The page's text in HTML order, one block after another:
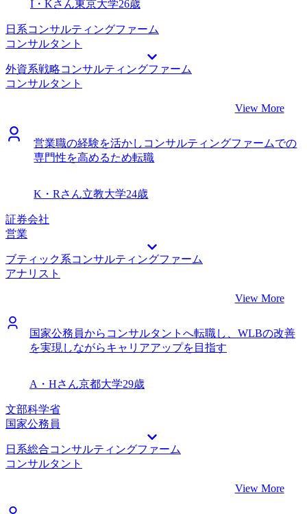
いという私の意向を汲み取って、終始サポートいただけまし
た。 年収大幅アップに加え、ポジションもディレクター待
遇でのオファーを獲得できたため非常に満足しています。
特にないです。Myvisionさんを他のマネージャーにも早速紹
介しました。この業界に10年いますが、随一のサービスクオ
1,700万円、転職後は年収2,000万円になりました。 新規チー
ム立ち上げの非常にやりがいのあるポジションなので、経営
レイヤーの視点からファームの成長にコミットしていきたい
です。足元は全力でチームを拡大させていきたいと考えてい
I・Kさん東京大学26歳
日系コンサルティングファーム
コンサルタント
外資系戦略コンサルティングファーム
コンサルタント
View More
営業職の経験を活かしコンサルティングファームでの
専門性を高めるため転職
K・Rさん立教大学24歳
証券会社
営業
ブティック系コンサルティングファーム
アナリスト
View More
国家公務員からコンサルタントへ転職し、WLBの改善
を実現しながらキャリアアップを目指す
A・Hさん京都大学29歳
文部科学省
国家公務員
日系総合コンサルティングファーム
コンサルタント
View More